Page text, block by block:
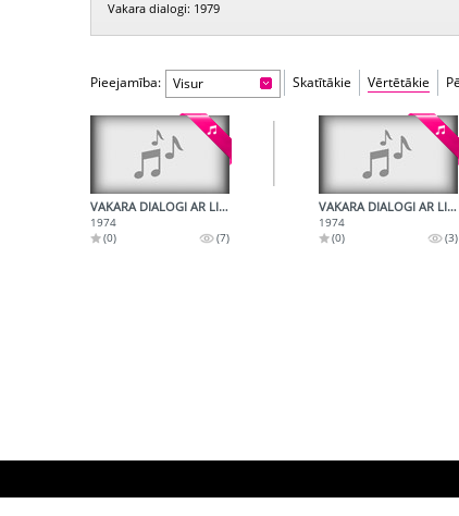
Vakara dialogi: 1979
Pieejamība: Visur Skatītākie Vērtētākie
VAKARA DIALOGI AR LIDIJU FREIMANI - 1. DAĻA
1974
(0)
(7)
VAKARA DIALOGI AR LIDIJU FREIMANI - 2. DAĻA
1974
(0)
(3)